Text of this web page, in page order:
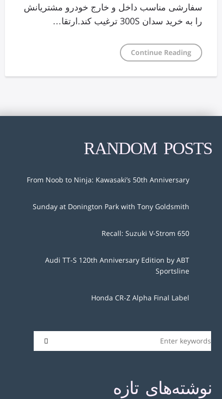
سفارشی مناسب داخل و خارج خودرو مشتریانش
را به خرید سدان 300S ترغیب کند.ارتقا…
Continue Reading
RANDOM POSTS
From Noob to Ninja: Kawasaki’s 50th Anniversary
Sunday at Donington Park with Tony Goldsmith
Recall: Suzuki V-Strom 650
Audi TT-S 120th Anniversary Edition by ABT
Sportsline
Honda CR-Z Alpha Final Label
نوشته‌های تازه